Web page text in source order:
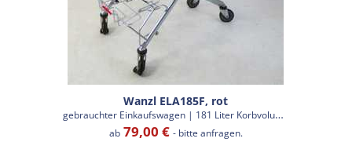
Wanzl ELA185F, rot
g
ebrauchter Einkaufswagen | 181 Liter Korbvolumen
ab79,00 € - bitte anfragen.